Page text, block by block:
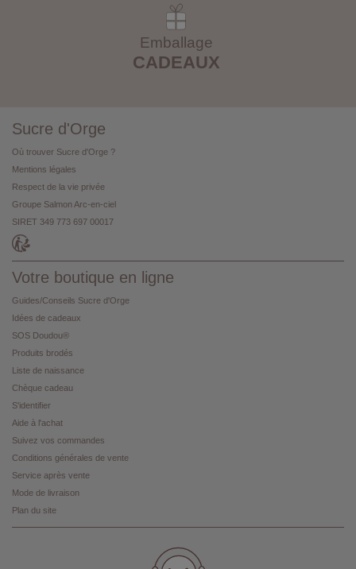
Emballage
CADEAUX
Sucre d'Orge
Où trouver Sucre d'Orge ?
Mentions légales
Respect de la vie privée
Groupe Salmon Arc-en-ciel
SIRET 349 773 697 00017
Votre boutique en ligne
Guides/Conseils Sucre d'Orge
Idées de cadeaux
SOS Doudou®
Produits brodés
Liste de naissance
Chèque cadeau
S'identifier
Aide à l'achat
Suivez vos commandes
Conditions générales de vente
Service après vente
Mode de livraison
Plan du site